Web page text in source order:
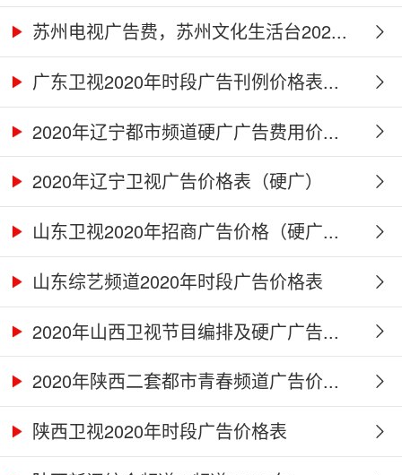
2...苏州电视广告费，苏州文化生活台202...
广东卫视2020年时段广告刊例价格表...
2020年辽宁都市频道硬广广告费用价...
2020年辽宁卫视广告价格表（硬广）
山东卫视2020年招商广告价格（硬广...
山东综艺频道2020年时段广告价格表
2020年山西卫视节目编排及硬广广告...
2020年陕西二套都市青春频道广告价...
陕西卫视2020年时段广告价格表